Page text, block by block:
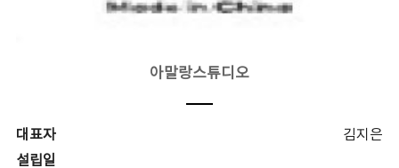
아말랑스튜디오
대표자
김지은
설립일